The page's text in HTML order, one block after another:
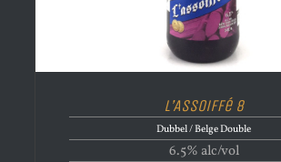
L’Assoiffé 8
Dubbel / Belge Double
6.5% alc/vol